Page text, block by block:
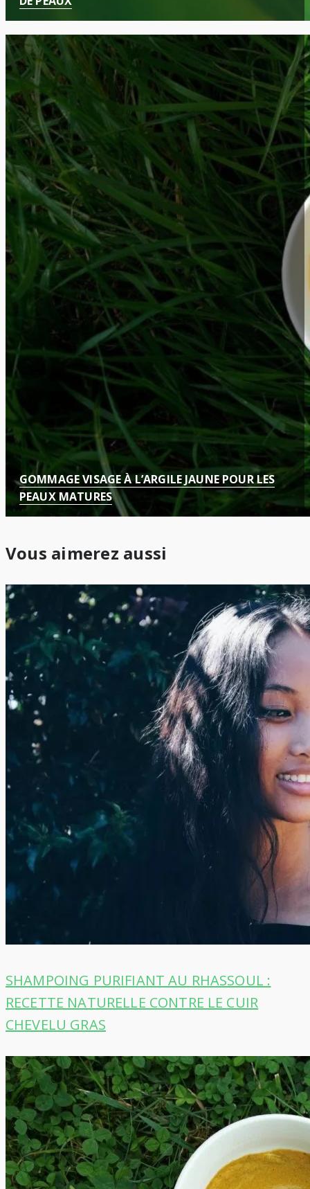
GOMMAGE VISAGE À L’ARGILE JAUNE POUR LES
PEAUX MATURES
Vous aimerez aussi
SHAMPOING PURIFIANT AU RHASSOUL :
RECETTE NATURELLE CONTRE LE CUIR
CHEVELU GRAS